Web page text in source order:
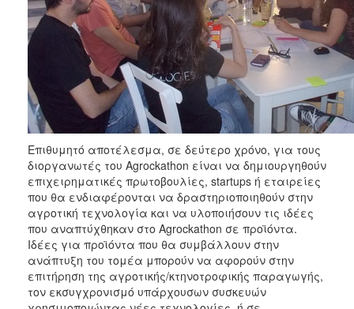
Επιθυμητό αποτέλεσμα, σε δεύτερο χρόνο, για τους
διοργανωτές του Agrockathon είναι να δημιουργηθούν
επιχειρηματικές πρωτοβουλίες, startups ή εταιρείες
που θα ενδιαφέρονται να δραστηριοποιηθούν στην
αγροτική τεχνολογία και να υλοποιήσουν τις ιδέες
που αναπτύχθηκαν στο Agrockathon σε προϊόντα.
Ιδέες για προϊόντα που θα συμβάλλουν στην
ανάπτυξη του τομέα μπορούν να αφορούν στην
επιτήρηση της αγροτικής/κτηνοτροφικής παραγωγής,
τον εκσυγχρονισμό υπάρχουσων συσκευών